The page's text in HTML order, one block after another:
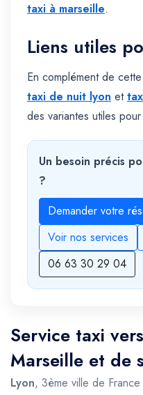
taxi à marseille.
Liens utiles
En complément de
taxi de nuit lyon et
des variantes utiles
Un besoin précis
?
Demander votre
Voir nos services
06 63 30 29 04
Service taxi
Marseille et de
Lyon, 3ème ville de